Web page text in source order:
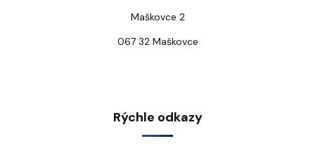
Maškovce 2
067 32 Maškovce
Rýchle odkazy